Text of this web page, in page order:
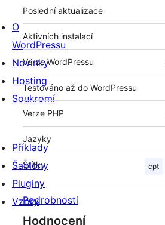
Poslední aktualizace
Aktivních instalací
Verze WordPressu
Testováno až do WordPressu
Verze PHP
Jazyky
Štítky cpt
Podrobnosti
Hodnocení
O
WordPressu
Novinky
Hosting
Soukromí
Příklady
Šablony
Pluginy
Vzory